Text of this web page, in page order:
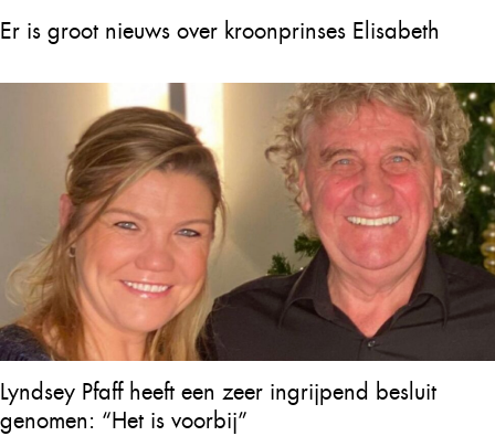
Er is groot nieuws over kroonprinses Elisabeth
Lyndsey Pfaff heeft een zeer ingrijpend besluit
genomen: “Het is voorbij”